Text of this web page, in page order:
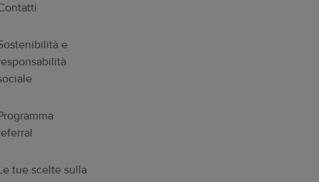
e
tue scelte sulla